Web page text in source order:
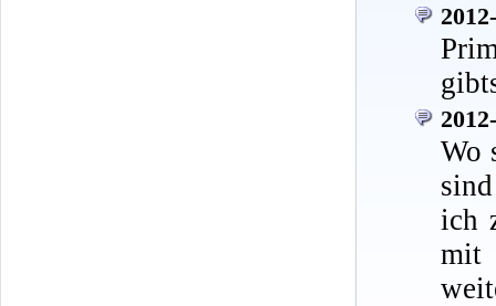
Wo
ich
mit